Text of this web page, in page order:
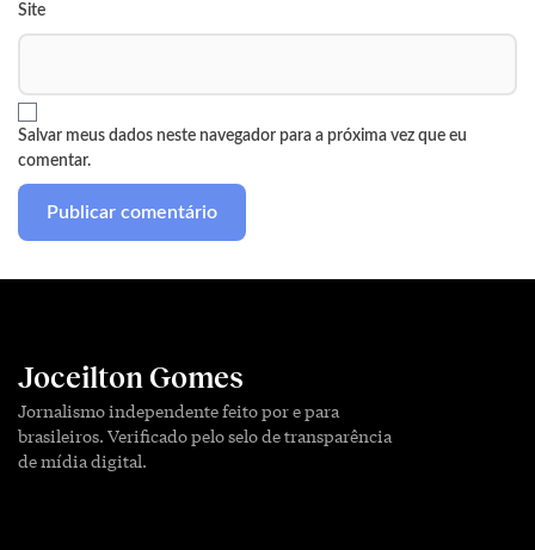
Site
Salvar meus dados neste navegador para a próxima vez que eu
comentar.
Joceilton Gomes
Jornalismo independente feito por e para
brasileiros. Verificado pelo selo de transparência
de mídia digital.